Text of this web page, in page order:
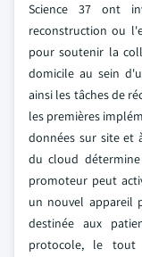
Science 37 ont
reconstruction ou
pour soutenir la
domicile au sein
ainsi les tâches de
les premières
données sur site et
du cloud
promoteur peut
un nouvel appareil
destinée aux
protocole, le tout